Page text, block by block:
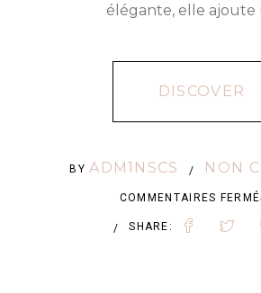
élégante, elle ajoute
DISCOVER
BYADM1NSCS / NON
COMMENTAIRES
/ SHARE: